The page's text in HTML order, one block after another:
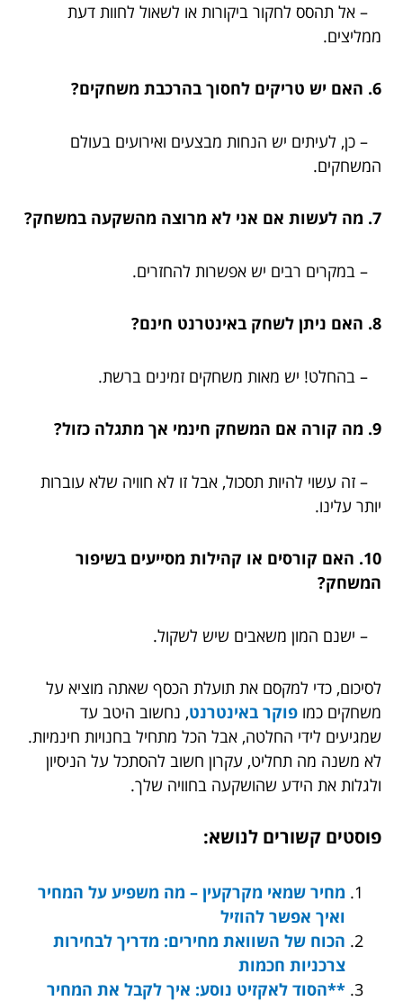
– אל תהסס לחקור ביקורות או לשאול לחוות דעת
ממליצים.
6. האם יש טריקים לחסוך בהרכבת משחקים?
– כן, לעיתים יש הנחות מבצעים ואירועים בעולם
המשחקים.
7. מה לעשות אם אני לא מרוצה מהשקעה במשחק?
– במקרים רבים יש אפשרות להחזרים.
8. האם ניתן לשחק באינטרנט חינם?
– בהחלט! יש מאות משחקים זמינים ברשת.
9. מה קורה אם המשחק חינמי אך מתגלה כזול?
– זה עשוי להיות תסכול, אבל זו לא חוויה שלא עוברות
יותר עלינו.
10. האם קורסים או קהילות מסייעים בשיפור
המשחק?
– ישנם המון משאבים שיש לשקול.
לסיכום, כדי למקסם את תועלת הכסף שאתה מוציא על
משחקים כמו פוקר באינטרנט, נחשוב היטב עד
שמגיעים לידי החלטה, אבל הכל מתחיל בחנויות חינמיות.
לא משנה מה תחליט, עקרון חשוב להסתכל על הניסיון
ולגלות את הידע שהושקעה בחוויה שלך.
פוסטים קשורים לנושא:
מחיר שמאי מקרקעין – מה משפיע על המחיר
ואיך אפשר להוזיל
הכוח של השוואת מחירים: מדריך לבחירות
צרכניות חכמות
**הסוד לאקזיט נוסע: איך לקבל את המחיר